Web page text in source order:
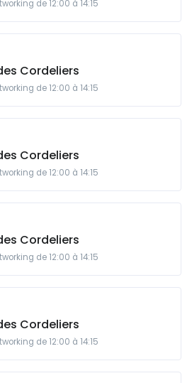
de 12:00 à 14:15
Cordeliers
de 12:00 à 14:15
Cordeliers
de 12:00 à 14:15
Cordeliers
de 12:00 à 14:15
Cordeliers
de 12:00 à 14:15